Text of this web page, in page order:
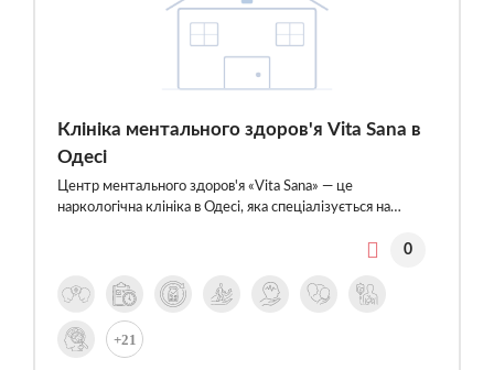
Клініка ментального здоров'я Vita Sana в
Одесі
Центр ментального здоров'я «Vita Sana» — це
наркологічна клініка в Одесі, яка спеціалізується на…
0
+21